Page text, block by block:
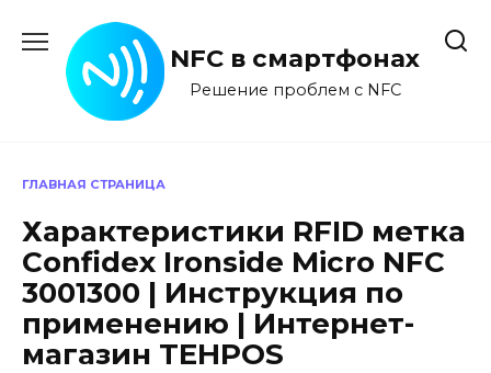
содержанию
NFC в смартфонах
Решение проблем с NFC
ГЛАВНАЯ СТРАНИЦА
Характеристики RFID метка
Confidex Ironside Micro NFC
3001300 | Инструкция по
применению | Интернет-
магазин TEHPOS